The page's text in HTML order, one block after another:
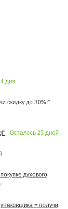
дня
скидку до 30%!"
Осталось 25 дней
духового
= получи